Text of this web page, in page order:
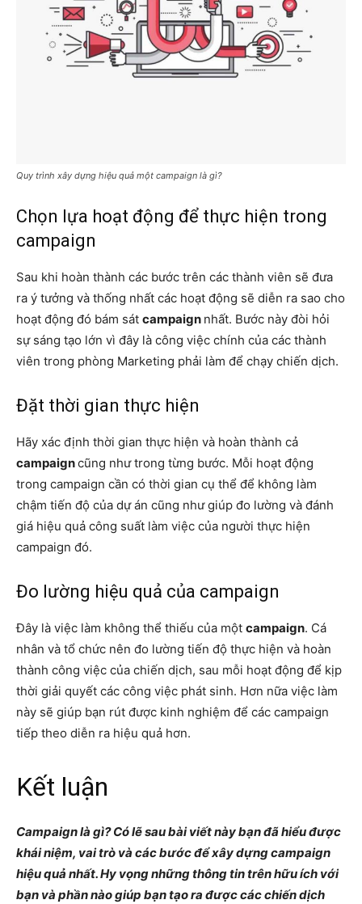
Quy trình xây dựng hiệu quả một campaign là gì?
Chọn lựa hoạt động để thực hiện trong
campaign
Sau khi hoàn thành các bước trên các thành viên sẽ đưa
ra ý tưởng và thống nhất các hoạt động sẽ diễn ra sao cho
hoạt động đó bám sát campaign nhất. Bước này đòi hỏi
sự sáng tạo lớn vì đây là công việc chính của các thành
viên trong phòng Marketing phải làm để chạy chiến dịch.
Đặt thời gian thực hiện
Hãy xác định thời gian thực hiện và hoàn thành cả
campaigncũng như trong từng bước. Mỗi hoạt động
trong campaign cần có thời gian cụ thể để không làm
chậm tiến độ của dự án cũng như giúp đo lường và đánh
giá hiệu quả công suất làm việc của người thực hiện
campaign đó.
Đo lường hiệu quả của campaign
Đây là việc làm không thể thiếu của một campaign. Cá
nhân và tổ chức nên đo lường tiến độ thực hiện và hoàn
thành công việc của chiến dịch, sau mỗi hoạt động để kịp
thời giải quyết các công việc phát sinh. Hơn nữa việc làm
này sẽ giúp bạn rút được kinh nghiệm để các campaign
tiếp theo diễn ra hiệu quả hơn.
Kết luận
Campaign là gì? Có lẽ sau bài viết này bạn đã hiểu được
khái niệm, vai trò và các bước để xây dựng campaign
hiệu quả nhất. Hy vọng những thông tin trên hữu ích với
bạn và phần nào giúp bạn tạo ra được các chiến dịch